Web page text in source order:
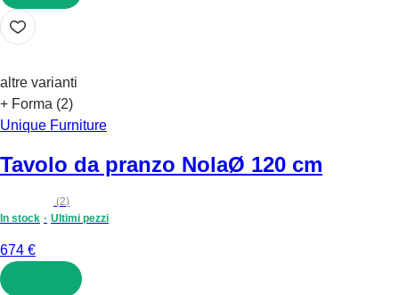
AGGIUNGI
altre varianti
+ Forma (2)
Unique Furniture
Tavolo da pranzo NolaØ 120 cm
(2)
In stock
Ultimi pezzi
674 €